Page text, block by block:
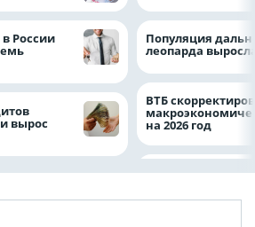
России
вырос
Популяция
леопарда
ВТБ
на 2026 год